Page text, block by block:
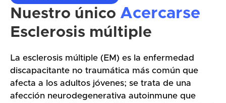
Nuestro único Acercarse
Esclerosis múltiple
La esclerosis múltiple (EM) es la enfermedad
discapacitante no traumática más común que
afecta a los adultos jóvenes; se trata de una
afección neurodegenerativa autoinmune que